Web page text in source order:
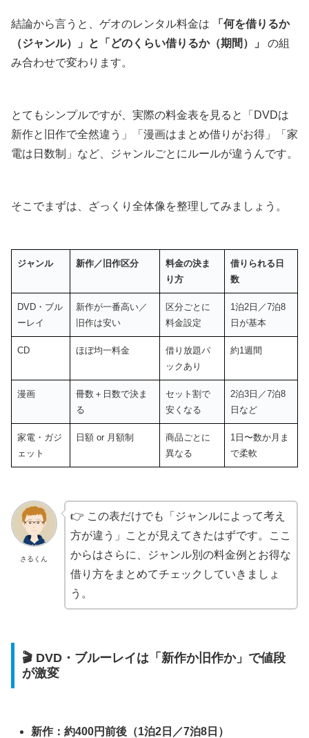
結論から言うと、ゲオのレンタル料金は
「何を借りるか
（ジャンル）」と「どのくらい借りるか（期間）」
の組
み合わせで変わります。
とてもシンプルですが、実際の料金表を見ると「DVDは
新作と旧作で全然違う」「漫画はまとめ借りがお得」「家
電は日数制」など、ジャンルごとにルールが違うんです。
そこでまずは、ざっくり全体像を整理してみましょう。
ジャンル 新作／旧作区分
料金の決ま
り方
借りられる日
数
DVD・ブル
ーレイ
新作が一番高い／
旧作は安い
区分ごとに
料金設定
1泊2日／7泊8
日が基本
CD ほぼ均一料金
借り放題パ
ックあり
約1週間
漫画
冊数＋日数で決ま
る
セット割で
安くなる
2泊3日／7泊8
日など
家電・ガジ
ェット
日額 or 月額制
商品ごとに
異なる
1日〜数か月ま
で柔軟
さるくん
👉 この表だけでも「ジャンルによって考え
方が違う」ことが見えてきたはずです。ここ
からはさらに、ジャンル別の料金例とお得な
借り方をまとめてチェックしていきましょ
う。
🎬 DVD・ブルーレイは「新作か旧作か」で値段
が激変
新作：約400円前後（1泊2日／7泊8日）